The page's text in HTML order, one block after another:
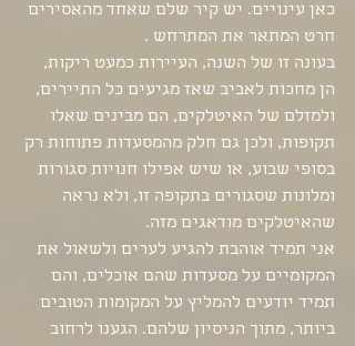
כאן עינויים. יש קיר שלם שאחד מהאסירים
חרט המתאר את המתרחש .
בעונה זו של השנה, העיירות כמעט ריקות,
הן מחכות לאביב שאז מגיעים כל התיירים,
ולמזלם של האיטלקים, הם מבינים שאלו
תקופות, ולכן גם חלק מהמסעדות פתוחות רק
בסופי שבוע, או שיש אפילו חנויות סגורות
ומלונות שסגורים בתקופה זו, ולא נראה
שהאיטלקים מודאגים מזה.
אני תמיד אוהבת להגיע לערים ולשאול את
המקומיים על מסעדות שהם אוכלים, והם
תמיד יודעים להמליץ על המקומות הטובים
ביותר, מתוך הניסיון שלהם. הגענו לרחוב